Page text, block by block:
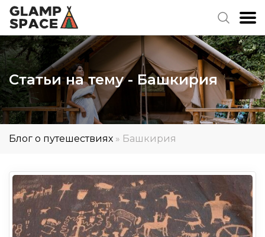
Статьи на тему - Башкирия
Блог о путешествиях » Башкирия